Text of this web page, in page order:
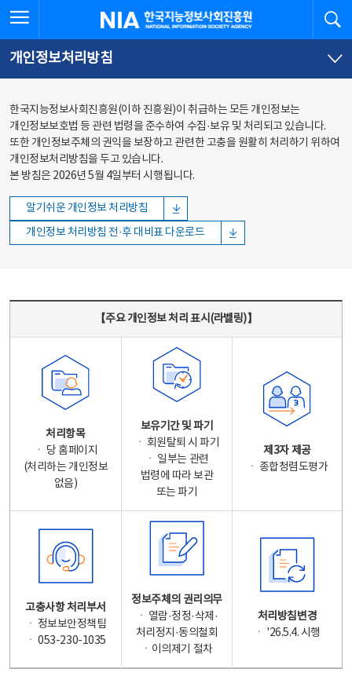
바로가기
바로가기
한국지능정보사회진흥원
개인정보처리방침
한국지능정보사회진흥원(이하 진흥원)이 취급하는 모든 개인정보는
개인정보보호법 등 관련 법령을 준수하여 수집·보유 및 처리되고 있습니다.
또한 개인정보주체의 권익을 보장하고 관련한 고충을 원활히 처리하기 위하여
개인정보처리방침을 두고 있습니다.
본 방침은 2026년 5월 4일부터 시행됩니다.
알기쉬운 개인정보 처리방침
개인정보 처리방침 전·후 대비표 다운로드
【주요 개인정보 처리 표시(라벨링)】
처리항목
ㆍ 당 홈페이지
(처리하는 개인정보
없음)
보유기간 및 파기
ㆍ 회원탈퇴 시 파기
ㆍ 일부는 관련
법령에 따라 보관
또는 파기
제3자 제공
ㆍ 종합청렴도평가
고충사항 처리부서
ㆍ 정보보안정책팀
ㆍ 053-230-1035
정보주체의 권리의무
ㆍ 열람·정정·삭제·
처리정지·동의철회
ㆍ이의제기 절차
처리방침변경
ㆍ '26.5.4. 시행